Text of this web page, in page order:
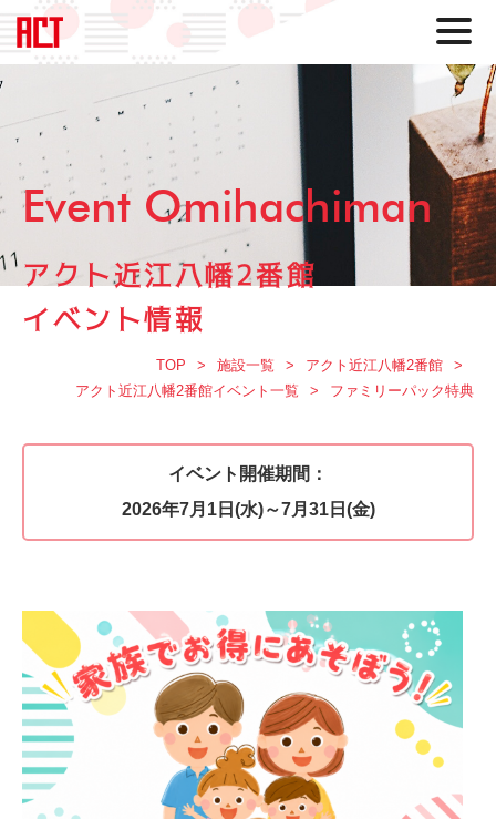
Event Omihachiman
アクト近江八幡2番館
イベント情報
TOP 施設一覧
アクト近江八幡2番館
アクト近江八幡2番館イベント一覧
ファミリーパック特典
イベント開催期間：
2026年7月1日(水)～7月31日(金)